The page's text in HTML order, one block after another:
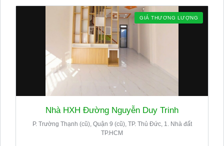
GIÁ THƯƠNG LƯỢNG
Nhà HXH Đường Nguyễn Duy Trinh
P. Trường Thạnh (cũ), Quận 9 (cũ), TP. Thủ Đức, 1. Nhà đất
TP.HCM